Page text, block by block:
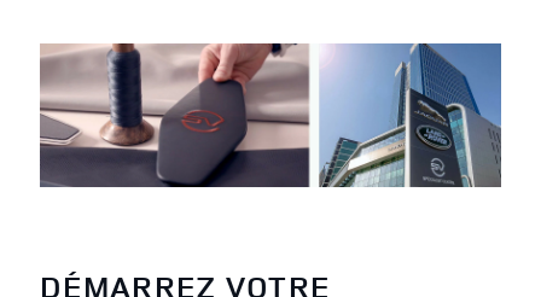
DÉMARREZ VOTRE